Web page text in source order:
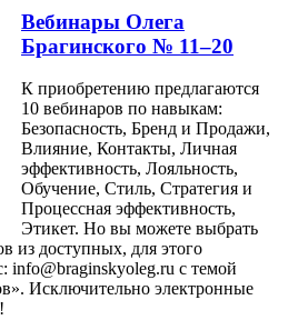
Вебинары Олега
Брагинского № 11–20
К приобретению предлагаются
10 вебинаров по навыкам:
Безопасность, Бренд и Продажи,
Влияние, Контакты, Личная
эффективность, Лояльность,
Обучение, Стиль, Стратегия и
Процессная эффективность,
Этикет. Но вы можете выбрать
из доступных, для этого
info@braginskyoleg.ru с темой
Исключительно электронные